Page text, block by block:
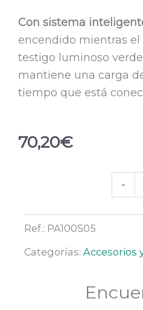
Con sistema
encendido mientras el
testigo luminoso
mantiene una carga
tiempo que está
70,20€
-
para
Ref.: PA100S05
Categorías: Accesorios